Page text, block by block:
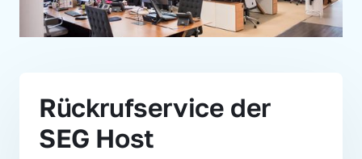
Rückrufservice der
SEG Host